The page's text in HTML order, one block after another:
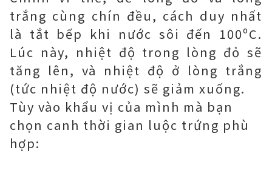
trắng cùng chín đều, cách duy nhất
là tắt bếp khi nước sôi đến 100ºC.
Lúc này, nhiệt độ trong lòng đỏ sẽ
tăng lên, và nhiệt độ ở lòng trắng
(tức nhiệt độ nước) sẽ giảm xuống.
Tùy vào khẩu vị của mình mà bạn
chọn canh thời gian luộc trứng phù
hợp: